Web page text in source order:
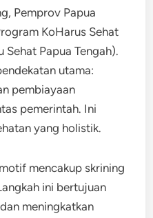
Pemprov Papua
KoHarus Sehat
Sehat Papua Tengah).
utama:
pembiayaan
pemerintah. Ini
yang holistik.
mencakup skrining
ini bertujuan
meningkatkan